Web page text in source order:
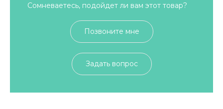
Сомневаетесь, подойдет ли вам этот товар?
Позвоните мне
Задать вопрос